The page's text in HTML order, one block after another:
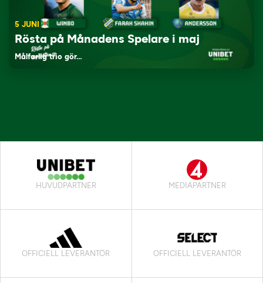
5 JUNI
Rösta på Månadens Spelare i maj
Målfarlig trio gör…
HUVUDPARTNER MEDIAPARTNER
OFFICIELL LEVERANTÖR OFFICIELL LEVERANTÖR